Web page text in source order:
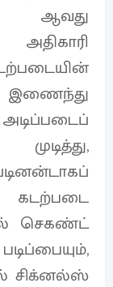
ஆவது
இணைந்து
கடற்படை
செகண்ட்
சிக்னல்ஸ்